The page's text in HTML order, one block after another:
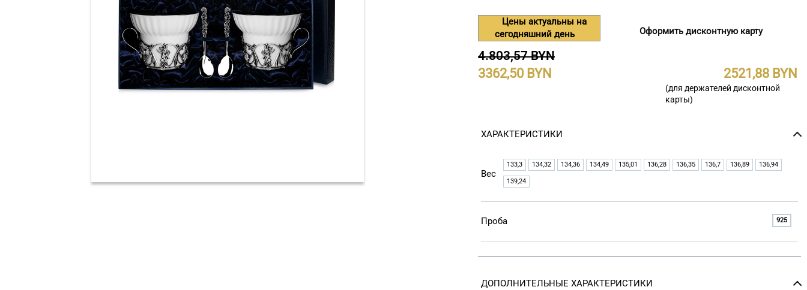
Цены актуальны на
сегодняшний день
Оформить дисконтную карту
4.803,57 BYN
3362,50 2521,88
(для держателей дисконтной
карты)
ХАРАКТЕРИСТИКИ
Вес
133,3 134,32 134,36 134,49 135,01 136,28 136,35 136,7 136,89 136,94
139,24
Проба 925
ДОПОЛНИТЕЛЬНЫЕ ХАРАКТЕРИСТИКИ